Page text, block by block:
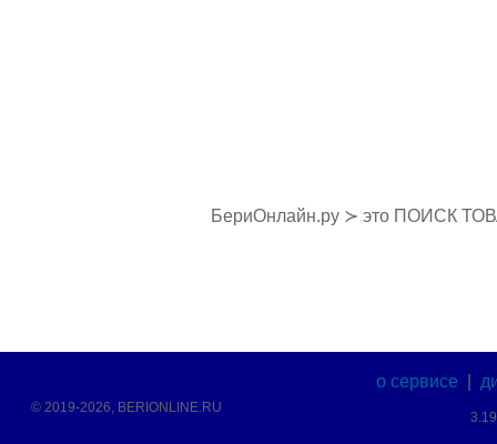
БериОнлайн.ру ≻ это ПОИСК
© 2019-2026, BERIONLINE.RU
о сервисе